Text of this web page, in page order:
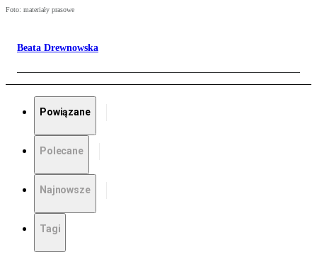
Foto: materiały prasowe
Beata Drewnowska
Powiązane
Polecane
Najnowsze
Tagi